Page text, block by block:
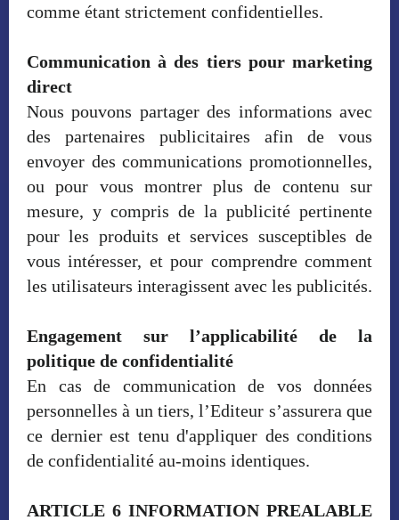
comme étant strictement confidentielles.
Communication à des tiers pour marketing
direct
Nous pouvons partager des informations avec
des partenaires publicitaires afin de vous
envoyer des communications promotionnelles,
ou pour vous montrer plus de contenu sur
mesure, y compris de la publicité pertinente
pour les produits et services susceptibles de
vous intéresser, et pour comprendre comment
les utilisateurs interagissent avec les publicités.
Engagement sur l’applicabilité de la
politique de confidentialité
En cas de communication de vos données
personnelles à un tiers, l’Editeur s’assurera que
ce dernier est tenu d'appliquer des conditions
de confidentialité au-moins identiques.
ARTICLE 6 INFORMATION PREALABLE